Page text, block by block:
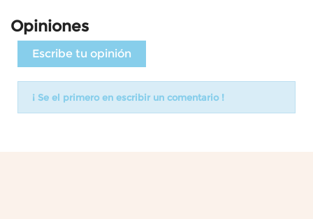
Opiniones
Escribe tu opinión
¡ Se el primero en escribir un comentario !